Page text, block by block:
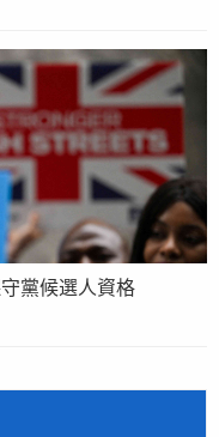
黨候選人資格